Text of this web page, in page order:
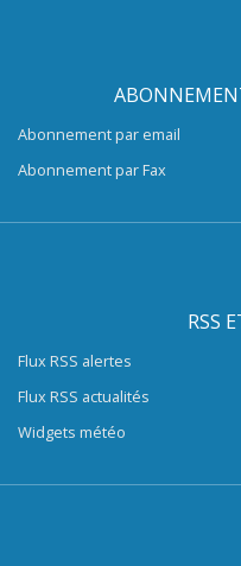
Abonnement par email
Abonnement par Fax
RSS
Flux RSS alertes
Flux RSS actualités
Widgets météo